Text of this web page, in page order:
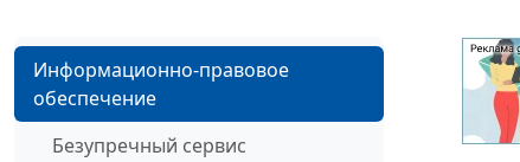
Информационно-правовое
обеспечение
Безупречный сервис